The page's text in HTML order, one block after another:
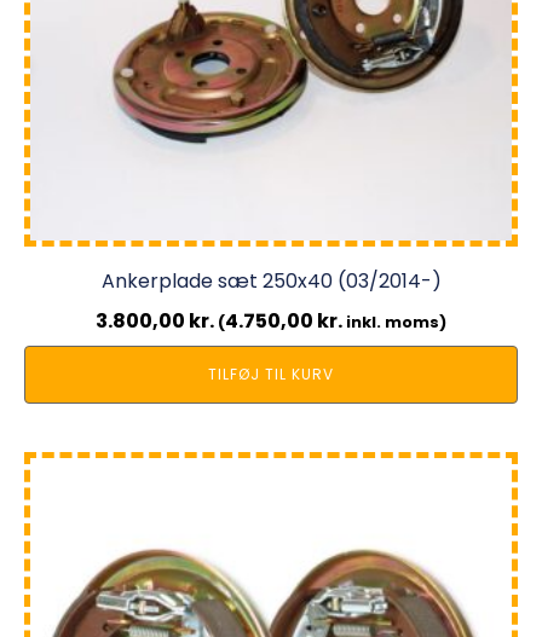
Ankerplade sæt 250x40 (03/2014-)
3.800,00 kr. (4.750,00 kr. inkl. moms)
TILFØJ TIL KURV